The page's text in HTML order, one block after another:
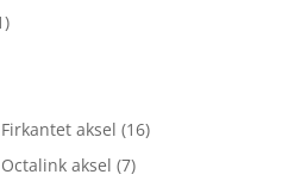
aksel (16)
aksel (7)